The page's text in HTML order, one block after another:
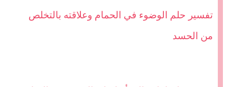
تفسير حلم الوضوء في الحمام وعلاقته بالتخلص
من الحسد